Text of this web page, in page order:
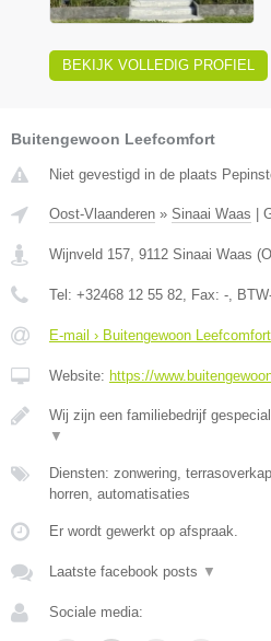
BEKIJK VOLLEDIG PROFIEL
Buitengewoon Leefcomfort
Niet gevestigd in de plaats
Oost-Vlaanderen » Sinaai Waas
Wijnveld 157 9112 Sinaai Waas (
Tel: +32468 12 55 82 , Fax: - ,
E-mail › Buitengewoon Leefcomfort
Website: https://
Wij zijn een familiebedrijf
▼
Diensten: zonwering,
horren, automatisaties
Er wordt gewerkt op afspraak.
Laatste facebook posts ▼
Sociale media: